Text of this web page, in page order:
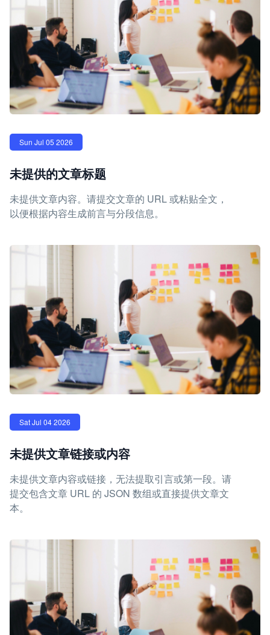
Sun Jul 05 2026
未提供的文章标题
未提供文章内容。请提交文章的 URL 或粘贴全文，
以便根据内容生成前言与分段信息。
Sat Jul 04 2026
未提供文章链接或内容
未提供文章内容或链接，无法提取引言或第一段。请
提交包含文章 URL 的 JSON 数组或直接提供文章文
本。